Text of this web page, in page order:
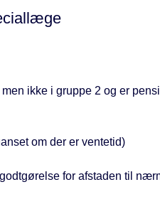
ikke i gruppe 2 og er
om der er ventetid)
for afstaden til